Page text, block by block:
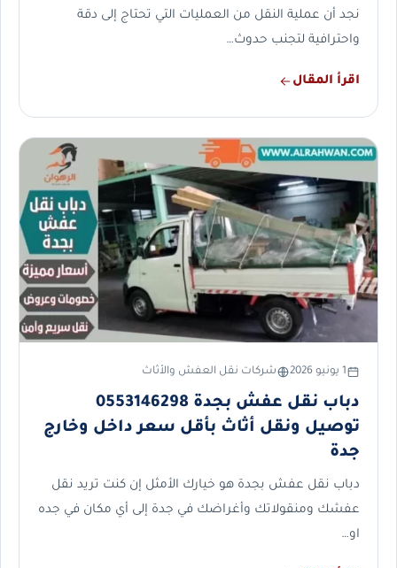
نجد أن عملية النقل من العمليات التي تحتاج إلى دقة
واحترافية لتجنب حدوث…
اقرأ المقال
1 يونيو 2026 شركات نقل العفش والأثاث
دباب نقل عفش بجدة 0553146298
توصيل ونقل أثاث بأقل سعر داخل وخارج
جدة
دباب نقل عفش بجدة هو خيارك الأمثل إن كنت تريد نقل
عفشك ومنقولاتك وأغراضك في جدة إلى أي مكان في جده
او…